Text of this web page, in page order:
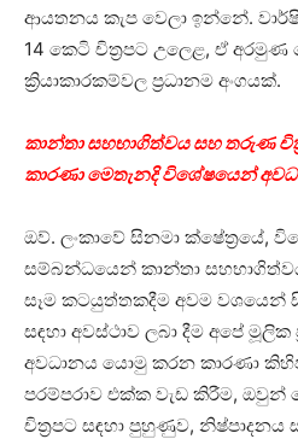
ආයතනය කැප වෙලා ඉන්නේ.
14 කෙටි චිත්‍රපට උලෙළ, ඒ
ක්‍රියාකාරකම්වල ප්‍රධානම අංගයක්.
කාන්තා සහභාගිත්වය සහ තරුණ
කාරණා මෙතැනදි විශේෂයෙන්
ඔව්. ලංකාවේ සිනමා ක්ෂේත්‍රයේ,
සම්බන්ධයෙන් කාන්තා
සෑම කටයුත්තකදීම අවම වශයෙන්
සඳහා අවස්ථාව ලබා දීම අපේ
අවධානය යොමු කරන කාරණා
පරම්පරාව එක්ක වැඩ කිරීම, ඔවුන්
චිත්‍රපට සඳහා පුහුණුව, නිෂ්පාදනය